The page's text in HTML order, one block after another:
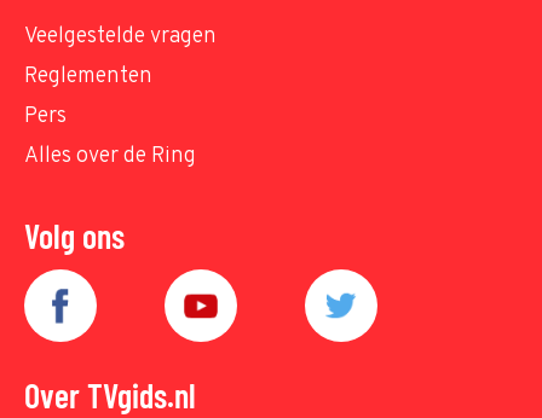
Veelgestelde vragen
Reglementen
Pers
Alles over de Ring
Volg ons
Over TVgids.nl